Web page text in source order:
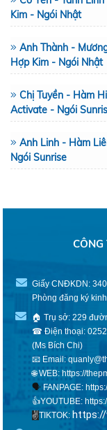
Kim - Ngói Nhật
Anh Thành -
Hợp Kim - Ngói Nhật
Chị Tuyền - Hàm
Activate - Ngói
Anh Linh - Hàm
Ngói Sunrise
CÔNG
Giấy CNĐKDN:
Phòng đăng ký
🏠 Trụ sở: 229
☎ Điện thoại: 0252
(Ms Bích Chi)
📧 Email:
🌐 WEB:https://
🗣 FANPAGE:
👍YOUTUBE:
✌️TIKTOK: